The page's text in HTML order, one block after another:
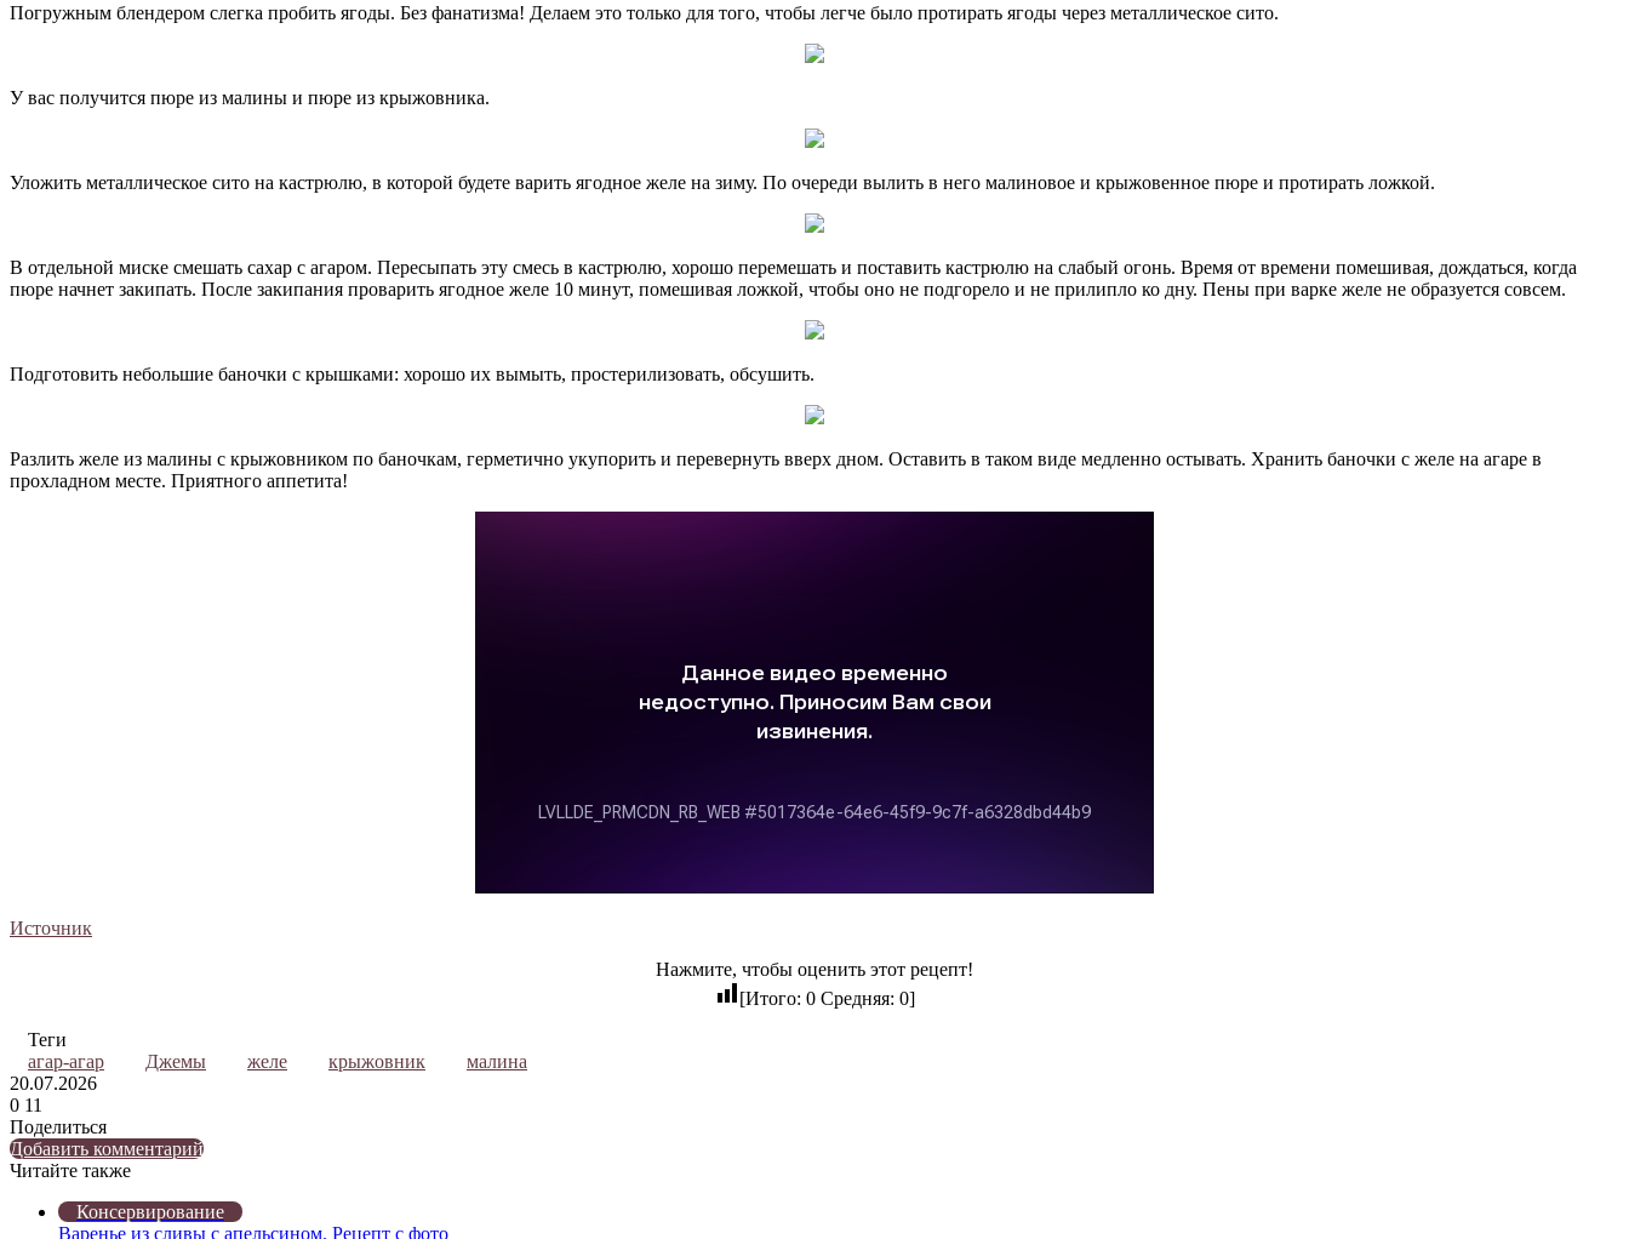
Погружным блендером слегка пробить ягоды. Без фанатизма! Делаем это только для того, чтобы легче было протирать ягоды через металлическое сито.
У вас получится пюре из малины и пюре из крыжовника.
Уложить металлическое сито на кастрюлю, в которой будете варить ягодное желе на зиму. По очереди вылить в него малиновое и крыжовенное пюре и протирать ложкой.
В отдельной миске смешать сахар с агаром. Пересыпать эту смесь в кастрюлю, хорошо перемешать и поставить кастрюлю на слабый огонь. Время от времени помешивая, дождаться, когда
пюре начнет закипать. После закипания проварить ягодное желе 10 минут, помешивая ложкой, чтобы оно не подгорело и не прилипло ко дну. Пены при варке желе не образуется совсем.
Подготовить небольшие баночки с крышками: хорошо их вымыть, простерилизовать, обсушить.
Разлить желе из малины с крыжовником по баночкам, герметично укупорить и перевернуть вверх дном. Оставить в таком виде медленно остывать. Хранить баночки с желе на агаре в
прохладном месте. Приятного аппетита!
Источник
Нажмите, чтобы оценить этот рецепт!
[Итого: 0Средняя: 0]
Теги
агар-агар
Джемы желе крыжовник
малина
20.07.2026
0 11
Поделиться
Twitter
LinkedIn
Tumblr
Reddit
Вконтакте
Одноклассники
Skype
Messenger
Messenger
WhatsApp
Telegram
Viber
Line
Поделиться
через
почту
Печатать
Добавить комментарий
Читайте также
Консервирование
Варенье из сливы с апельсином. Рецепт с фото